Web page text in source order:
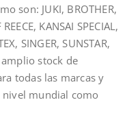
son: JUKI, BROTHER,
KANSAI SPECIAL,
SINGER, SUNSTAR,
stock de
todas las marcas y
nivel mundial como